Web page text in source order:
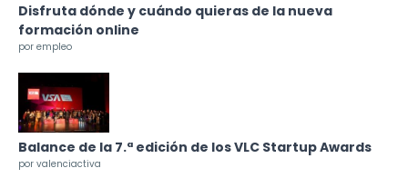
Disfruta dónde y cuándo quieras de la nueva
formación online
por empleo
Balance de la 7.ª edición de los VLC Startup Awards
por valenciactiva